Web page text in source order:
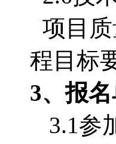
项目
程目标
3、报
3.1参